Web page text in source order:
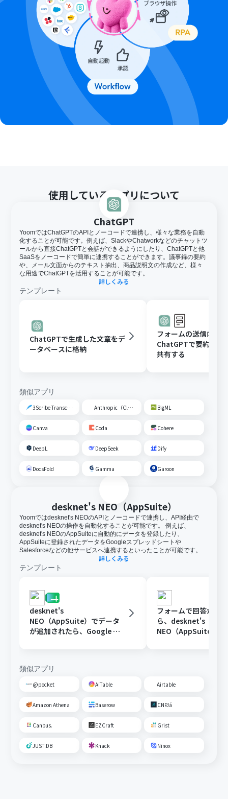
使用しているアプリについて
ChatGPT
YoomではChatGPTのAPIとノーコードで連携し、様々な業務を自動
化することが可能です。例えば、SlackやChatworkなどのチャットツ
ールから直接ChatGPTと会話ができるようにしたり、ChatGPTと他
SaaSをノーコードで簡単に連携することができます。議事録の要約
や、メール文面からのテキスト抽出、商品説明文の作成など、様々
な用途でChatGPTを活用することが可能です。
詳しくみる
テンプレート
ChatGPTで生成した文章をデ
ータベースに格納
フォームの送信内容を
ChatGPTで要約し、
共有する
類似アプリ
3Scribe Transcription Anthropic（Claude） BigML
Canva Coda Cohere
DeepL DeepSeek Dify
DocsFold Gamma Garoon
desknet's NEO（AppSuite）
Yoomではdesknet's NEOのAPIとノーコードで連携し、API経由で
desknet's NEOの操作を自動化することが可能です。 例えば、
desknet's NEOのAppSuiteに自動的にデータを登録したり、
AppSuiteに登録されたデータをGoogleスプレッドシートや
Salesforceなどの他サービスへ連携するといったことが可能です。
詳しくみる
テンプレート
desknet's
NEO（AppSuite）でデータ
が追加されたら、Google ス
フォームで回答が送
ら、desknet's
NEO（AppSuite）に
類似アプリ
@pocket AITable Airtable
Amazon Athena Baserow CNPJá
Canbus. EZCraft Grist
JUST.DB Knack Ninox